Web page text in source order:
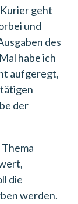
geht
und
des
habe ich
aufgeregt,
der
die
werden.